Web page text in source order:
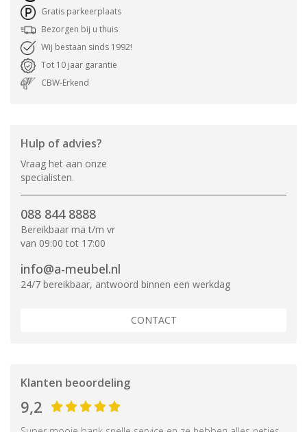
Gratis parkeerplaats
Bezorgen bij u thuis
Wij bestaan sinds 1992!
Tot 10 jaar garantie
CBW-Erkend
Hulp of advies?
Vraag het aan onze
specialisten.
088 844 8888
Bereikbaar ma t/m vr
van 09:00 tot 17:00
info@a-meubel.nl
24/7 bereikbaar, antwoord binnen een werkdag
CONTACT
Klanten beoordeling
9,2